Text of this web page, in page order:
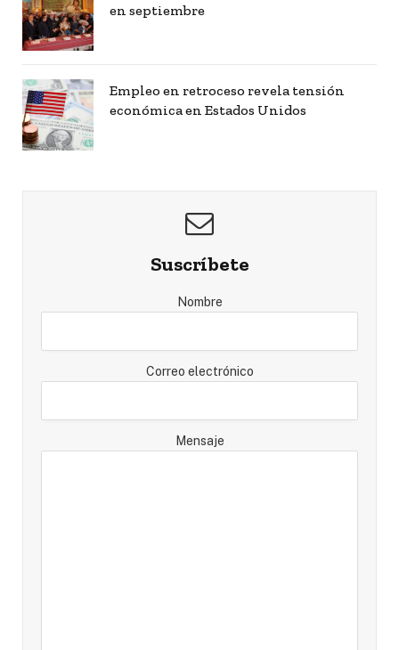
en septiembre
Empleo en retroceso revela tensión
económica en Estados Unidos
Suscríbete
Nombre
Correo electrónico
Mensaje